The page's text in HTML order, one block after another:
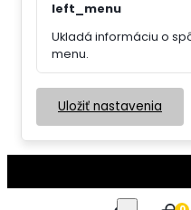
left_menu
Ukladá informáciu o
menu.
Uložiť nastavenia